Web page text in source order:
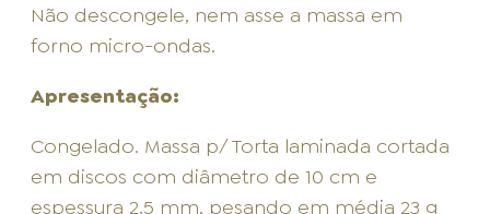
Não descongele, nem asse a massa em
forno micro-ondas.
Apresentação:
Congelado. Massa p/ Torta laminada cortada
em discos com diâmetro de 10 cm e
espessura 2,5 mm, pesando em média 23 g